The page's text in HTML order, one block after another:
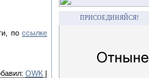
по ссылке
OWK |
ПРИСОЕДИНЯЙСЯ!